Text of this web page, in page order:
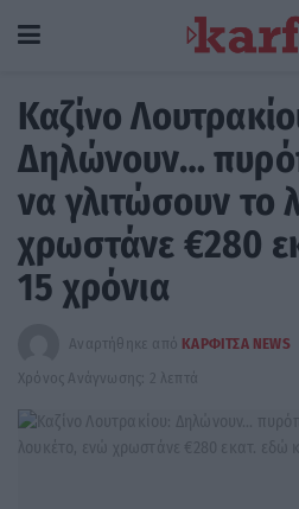
Καζίνο
Δηλώνουν…
να γλιτώσουν το
χρωστάνε €280
15 χρόνια
Αναρτήθηκε από ΚΑΡΦΙΤΣΑ NEWS
Χρόνος Ανάγνωσης: 2 λεπτά